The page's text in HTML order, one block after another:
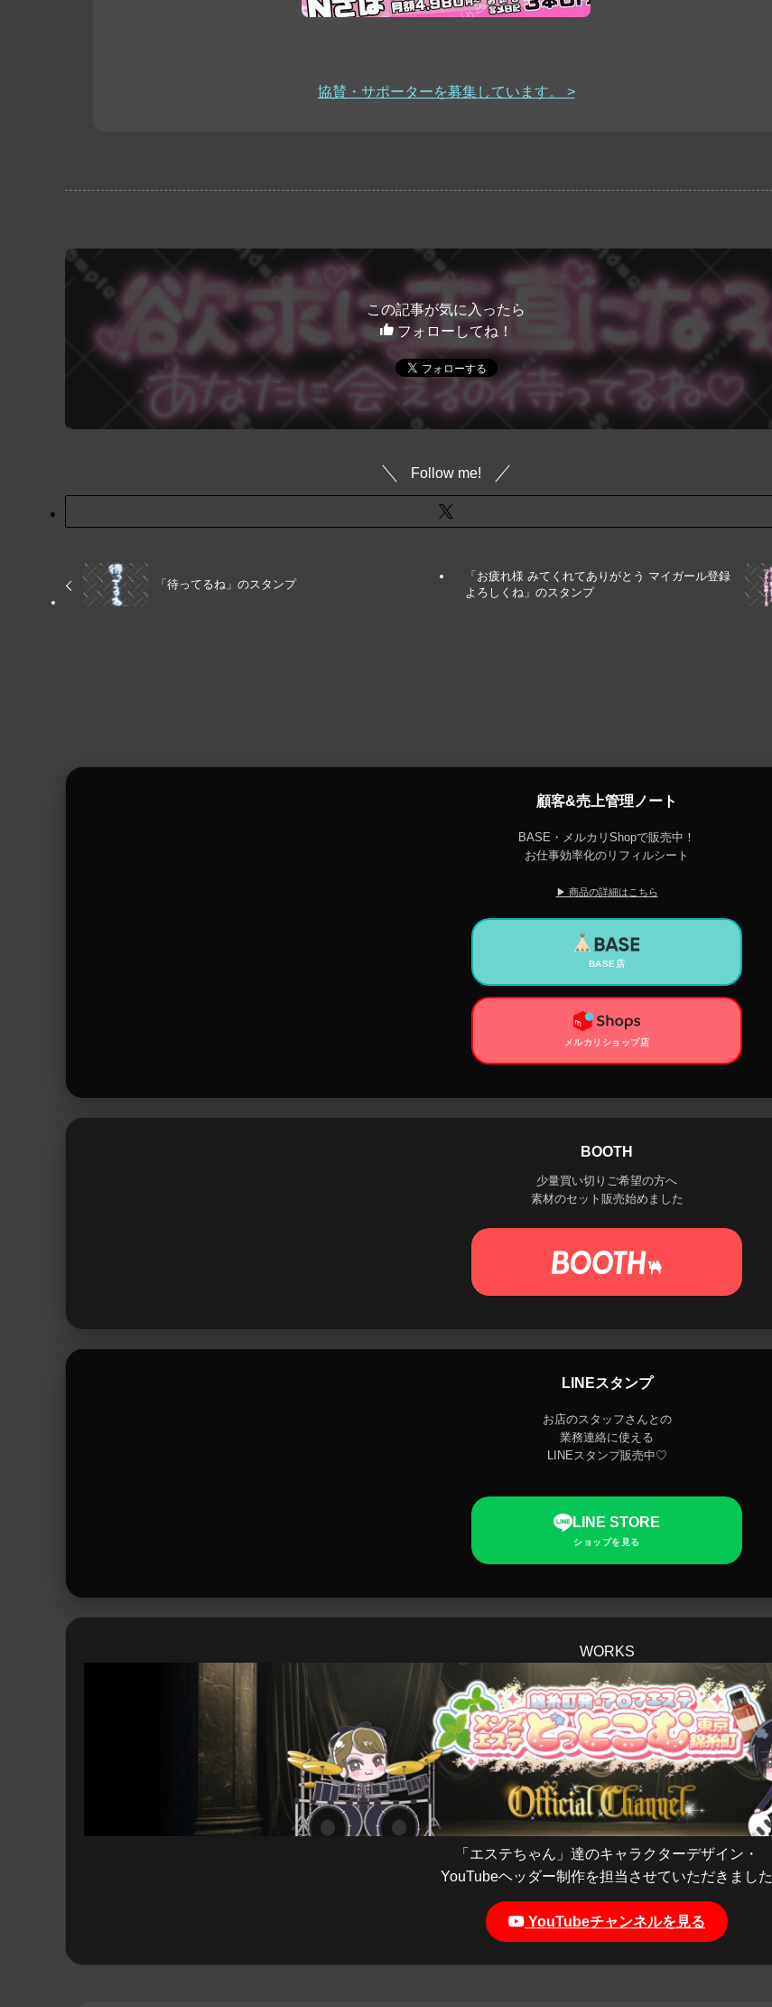
協賛・サポーターを募集しています。 >
この記事が気に入ったら
フォローしてね！
Follow me!
「待ってるね」のスタンプ
「お疲れ様 みてくれてありがとう マイガール登録
よろしくね」のスタンプ
顧客&売上管理ノート
BASE・メルカリShopで販売中！
お仕事効率化のリフィルシート
▶ 商品の詳細はこちら
BASE店
メルカリショップ店
BOOTH
少量買い切りご希望の方へ
素材のセット販売始めました
LINEスタンプ
お店のスタッフさんとの
業務連絡に使える
LINEスタンプ販売中♡
LINE STORE
ショップを見る
WORKS
「エステちゃん」達のキャラクターデザイン・
YouTubeヘッダー制作を担当させていただきました
YouTubeチャンネルを見る